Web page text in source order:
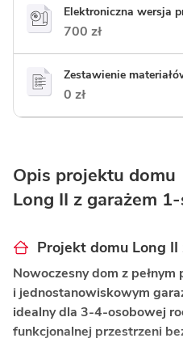
Elektroniczna wersja
700 zł
Zestawienie
0 zł
Opis projektu domu
Long II z garażem
Projekt domu Long
Nowoczesny dom z pełnym
i jednostanowiskowym
idealny dla 3-4-osobowej
funkcjonalnej przestrzeni